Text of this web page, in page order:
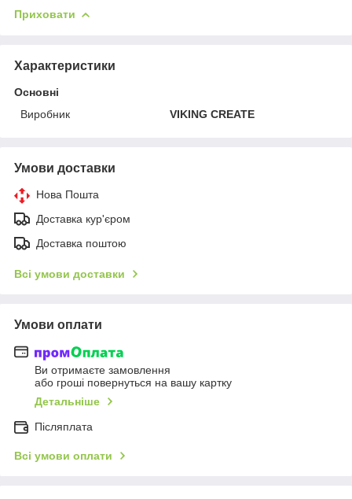
Приховати
Характеристики
Основні
Виробник
VIKING CREATE
Умови доставки
Нова Пошта
Доставка кур'єром
Доставка поштою
Всі умови доставки
Умови оплати
Ви отримаєте замовлення
або гроші повернуться на вашу картку
Детальніше
Післяплата
Всі умови оплати